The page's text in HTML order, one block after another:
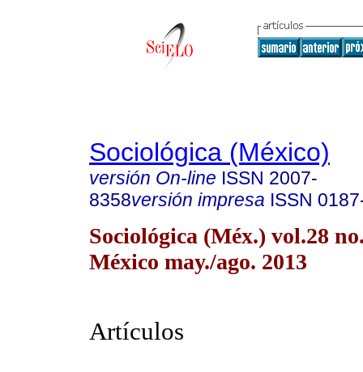
Sociológica (México)
versión On-line ISSN 2007-
8358versión impresa ISSN
Sociológica (Méx.) vol.28
México may./ago. 2013
Artículos